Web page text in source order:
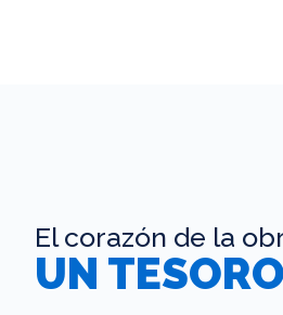
El corazón de la
UN